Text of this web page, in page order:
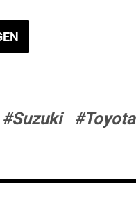
#Suzuki #Toyota